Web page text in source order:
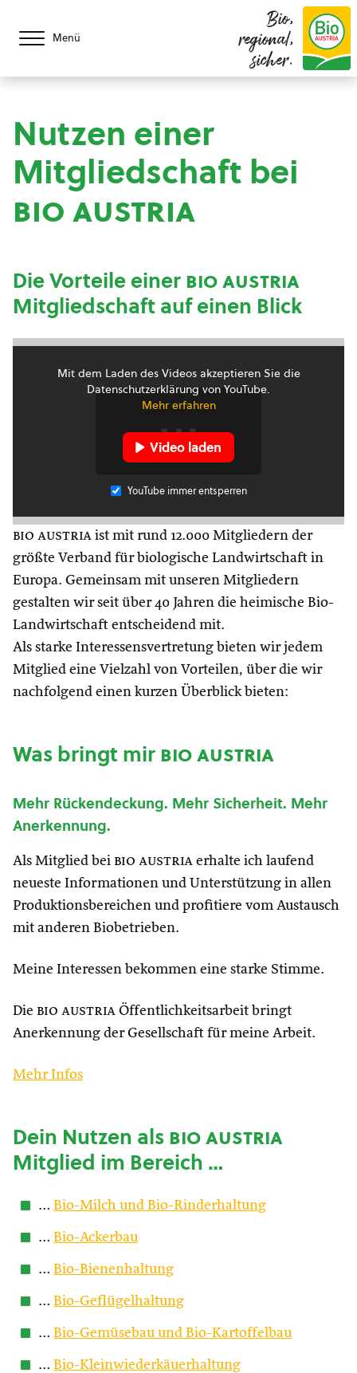
Menü
Bio,
regional,
sicher.
Nutzen einer
Mitgliedschaft bei
bio austria
Die Vorteile einerbio austria
Mitgliedschaft auf einen Blick
Mit dem Laden des Videos akzeptieren Sie die
Datenschutzerklärung von YouTube.
Mehr erfahren
Video laden
YouTube immer entsperren
bio austria ist mit rund 12.000 Mitgliedern der
größte Verband für biologische Landwirtschaft in
Europa. Gemeinsam mit unseren Mitgliedern
gestalten wir seit über 40 Jahren die heimische Bio-
Landwirtschaft entscheidend mit.
Als starke Interessensvertretung bieten wir jedem
Mitglied eine Vielzahl von Vorteilen, über die wir
nachfolgend einen kurzen Überblick bieten:
Was bringt mirbio austria
Mehr Rückendeckung. Mehr Sicherheit. Mehr
Anerkennung.
Als Mitglied bei bio austria erhalte ich laufend
neueste Informationen und Unterstützung in allen
Produktionsbereichen und profitiere vom Austausch
mit anderen Biobetrieben.
Meine Interessen bekommen eine starke Stimme.
Die bio austria Öffentlichkeitsarbeit bringt
Anerkennung der Gesellschaft für meine Arbeit.
Mehr Infos
Dein Nutzen alsbio austria
Mitglied im Bereich …
… Bio-Milch und Bio-Rinderhaltung
… Bio-Ackerbau
… Bio-Bienenhaltung
… Bio-Geflügelhaltung
… Bio-Gemüsebau und Bio-Kartoffelbau
… Bio-Kleinwiederkäuerhaltung